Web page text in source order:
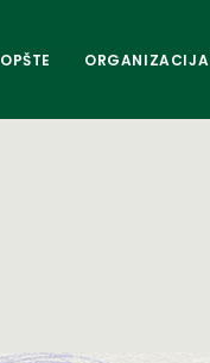
OPŠTE ORGANIZACIJA